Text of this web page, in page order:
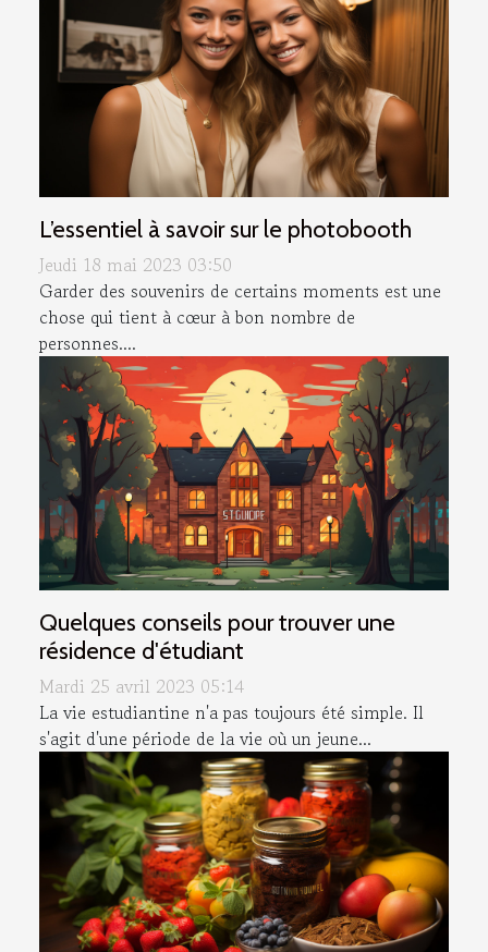
L’essentiel à savoir sur le photobooth
Jeudi 18 mai 2023 03:50
Garder des souvenirs de certains moments est une
chose qui tient à cœur à bon nombre de
personnes....
Quelques conseils pour trouver une
résidence d'étudiant
Mardi 25 avril 2023 05:14
La vie estudiantine n'a pas toujours été simple. Il
s'agit d'une période de la vie où un jeune...